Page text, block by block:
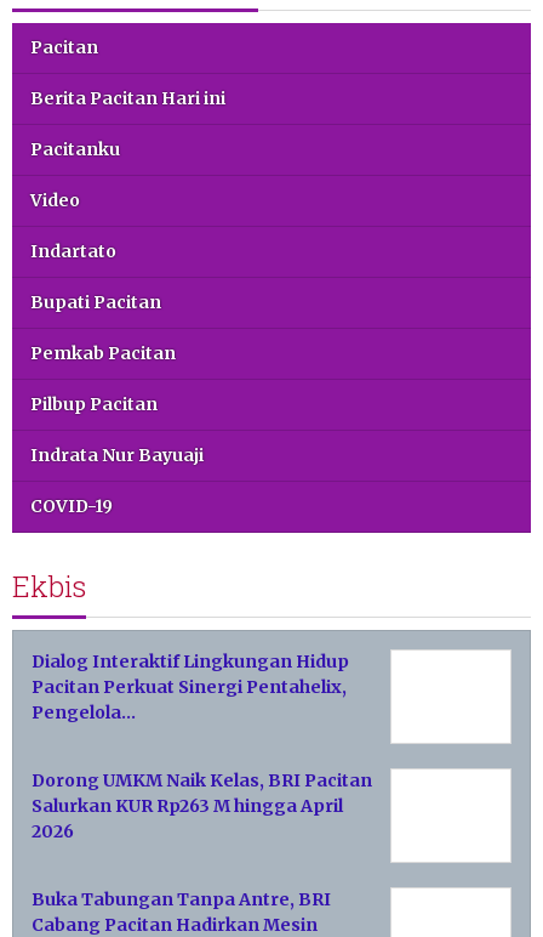
Pacitan
Berita Pacitan Hari ini
Pacitanku
Video
Indartato
Bupati Pacitan
Pemkab Pacitan
Pilbup Pacitan
Indrata Nur Bayuaji
COVID-19
Ekbis
Dialog Interaktif Lingkungan Hidup
Pacitan Perkuat Sinergi Pentahelix,
Pengelola…
Dorong UMKM Naik Kelas, BRI Pacitan
Salurkan KUR Rp263 M hingga April
2026
Buka Tabungan Tanpa Antre, BRI
Cabang Pacitan Hadirkan Mesin